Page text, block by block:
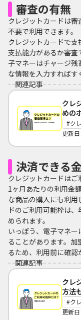
審査の有無
クレジットカードは
不要で利用できます。
クレジットカードで
支払能力があるか審
子マネーはチャージ
な情報を入力すればす
関連記事
クレ
めの
ク
更新
決済できる
クレジットカードはご
1ヶ月あたりの利用金
な商品の購入にも利
ドのご利用可能枠は
められます。
いっぽう、電子マネ
ることがあります。加
るため、利用前に確認
関連記事
クレ
方法
ク
更新